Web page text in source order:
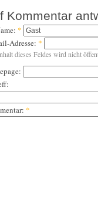
Kommentar
*
Adresse: *
dieses Feldes wird nicht
*